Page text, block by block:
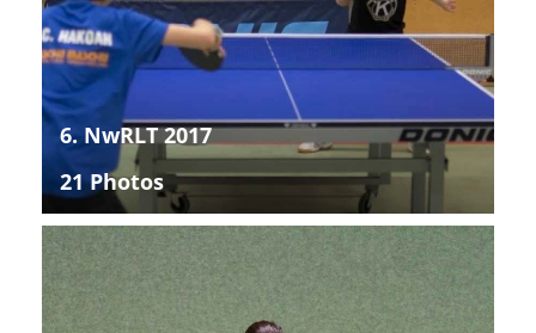
6. NwRLT 2017
21 Photos